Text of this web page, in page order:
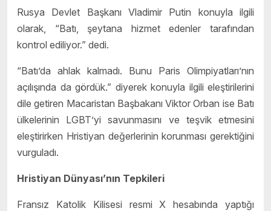
Rusya Devlet Başkanı Vladimir Putin konuyla ilgili
olarak, “Batı, şeytana hizmet edenler tarafından
kontrol ediliyor.” dedi.
“Batı’da ahlak kalmadı. Bunu Paris Olimpiyatları’nın
açılışında da gördük.” diyerek konuyla ilgili eleştirilerini
dile getiren Macaristan Başbakanı Viktor Orban ise Batı
ülkelerinin LGBT’yi savunmasını ve teşvik etmesini
eleştirirken Hristiyan değerlerinin korunması gerektiğini
vurguladı.
Hristiyan Dünyası’nın Tepkileri
Fransız Katolik Kilisesi resmi X hesabında yaptığı